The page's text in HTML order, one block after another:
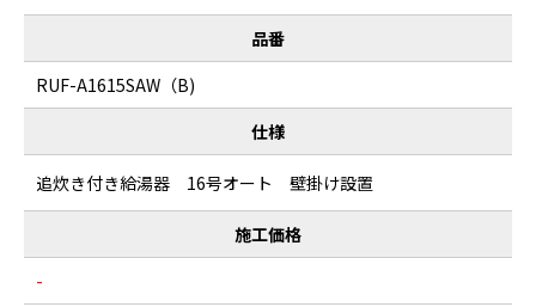
品番
RUF-A1615SAW（B)
仕様
追炊き付き給湯器 16号オート 壁掛け設置
施工価格
-